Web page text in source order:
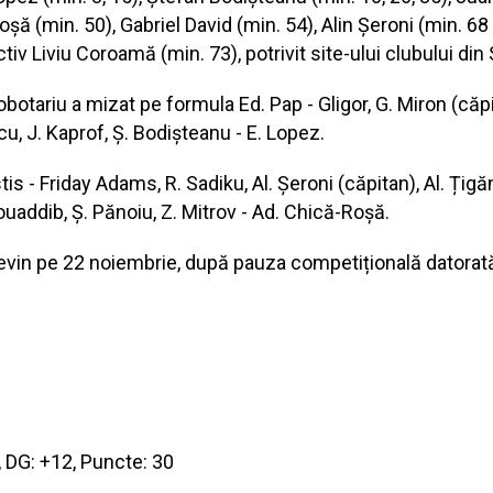
(min. 50), Gabriel David (min. 54), Alin Șeroni (min.
Liviu Coroamă (min. 73), potrivit site-ului clubului din
a mizat pe formula Ed. Pap - Gligor, G. Miron
J. Kaprof, Ș. Bodișteanu - E. Lopez.
- Friday Adams, R. Sadiku, Al. Șeroni (căpitan), Al.
Ș. Pănoiu, Z. Mitrov - Ad. Chică-Roșă.
pe 22 noiembrie, după pauza competițională
DG: +12, Puncte: 30